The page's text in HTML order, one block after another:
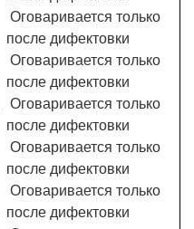
Оговаривается только
после дифектовки
Оговаривается только
после дифектовки
Оговаривается только
после дифектовки
Оговаривается только
после дифектовки
Оговаривается только
после дифектовки